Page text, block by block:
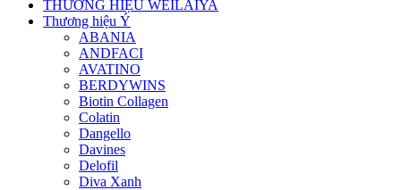
THƯƠNG HIỆU WEILAIYA
Thương hiệu Ý
ABANIA
ANDFACI
AVATINO
BERDYWINS
Biotin Collagen
Colatin
Dangello
Davines
Delofil
Diva Xanh